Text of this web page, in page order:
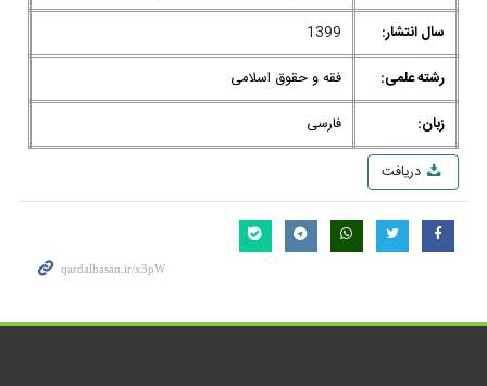
سال انتشار:
1399
رشته علمی:
فقه و حقوق اسلامی
زبان:
فارسی
دریافت